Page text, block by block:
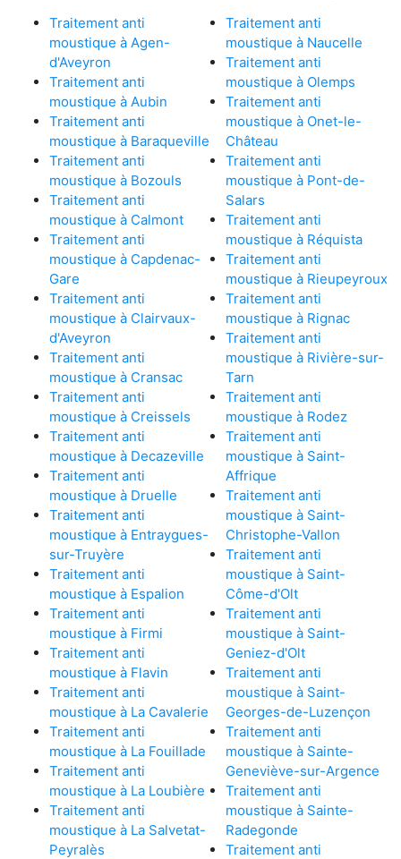
Traitement anti
moustique à Agen-
d'Aveyron
Traitement anti
moustique à Aubin
Traitement anti
moustique à Baraqueville
Traitement anti
moustique à Bozouls
Traitement anti
moustique à Calmont
Traitement anti
moustique à Capdenac-
Gare
Traitement anti
moustique à Clairvaux-
d'Aveyron
Traitement anti
moustique à Cransac
Traitement anti
moustique à Creissels
Traitement anti
moustique à Decazeville
Traitement anti
moustique à Druelle
Traitement anti
moustique à Entraygues-
sur-Truyère
Traitement anti
moustique à Espalion
Traitement anti
moustique à Firmi
Traitement anti
moustique à Flavin
Traitement anti
moustique à La Cavalerie
Traitement anti
moustique à La Fouillade
Traitement anti
moustique à La Loubière
Traitement anti
moustique à La Salvetat-
Peyralès
Traitement anti
moustique à Naucelle
Traitement anti
moustique à Olemps
Traitement anti
moustique à Onet-le-
Château
Traitement anti
moustique à Pont-de-
Salars
Traitement anti
moustique à Réquista
Traitement anti
moustique à Rieupeyroux
Traitement anti
moustique à Rignac
Traitement anti
moustique à Rivière-sur-
Tarn
Traitement anti
moustique à Rodez
Traitement anti
moustique à Saint-
Affrique
Traitement anti
moustique à Saint-
Christophe-Vallon
Traitement anti
moustique à Saint-
Côme-d'Olt
Traitement anti
moustique à Saint-
Geniez-d'Olt
Traitement anti
moustique à Saint-
Georges-de-Luzençon
Traitement anti
moustique à Sainte-
Geneviève-sur-Argence
Traitement anti
moustique à Sainte-
Radegonde
Traitement anti